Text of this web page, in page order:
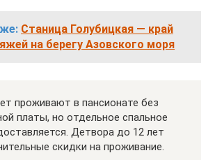
Станица Голубицкая — край
на берегу Азовского моря
проживают в пансионате без
платы, но отдельное спальное
Детвора до 12 лет
скидки на проживание.